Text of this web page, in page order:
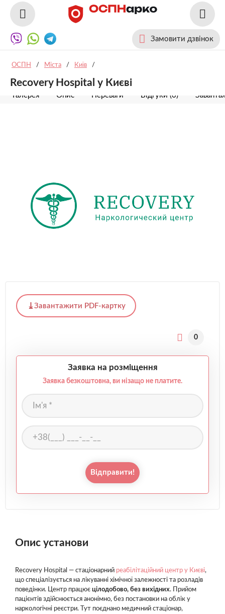
Замовити дзвінок
ОСПН / Міста / Київ /
Recovery Hospital у Києві
Галерея Опис Переваги Відгуки (0)
Завантажити PDF-картку
0
Заявка на розміщення
Заявка безкоштовна, ви нізащо не платите.
Відправити!
Опис установи
Recovery Hospital — стаціонарний реабілітаційний центр у Києві,
що спеціалізується на лікуванні хімічної залежності та розладів
поведінки. Центр працює цілодобово, без вихідних. Прийом
пацієнтів здійснюється анонімно, без постановки на облік у
наркологічні реєстри. Тут поєднано медичний стаціонар,